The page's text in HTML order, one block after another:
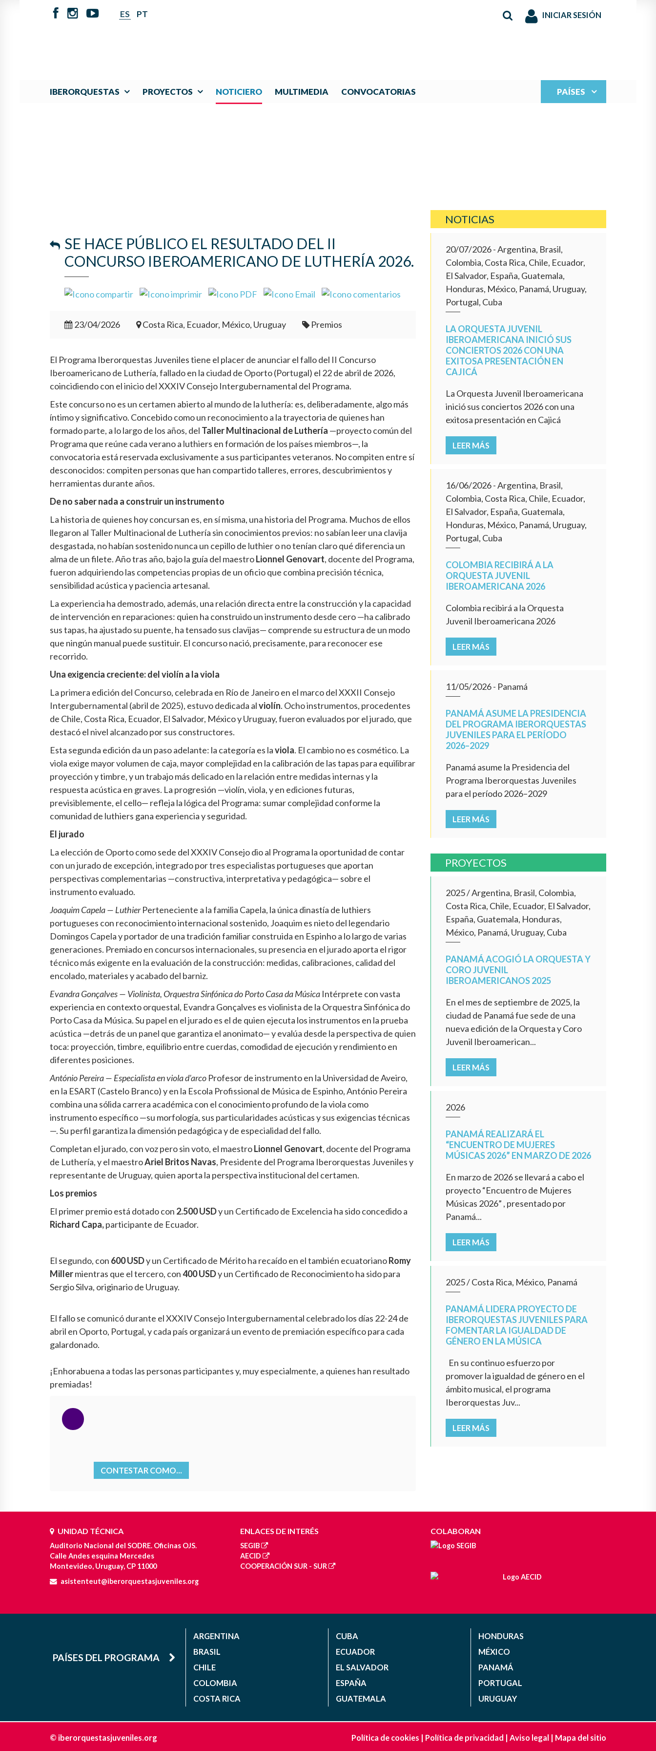
ES PT INICIAR SESIÓN
IBERORQUESTAS PROYECTOS NOTICIERO MULTIMEDIA CONVOCATORIAS PAÍSES
SE HACE PÚBLICO EL RESULTADO DEL II
CONCURSO IBEROAMERICANO DE LUTHERÍA 2026.
23/04/2026 Costa Rica, Ecuador, México, Uruguay Premios
El Programa Iberorquestas Juveniles tiene el placer de anunciar el fallo del II Concurso
Iberoamericano de Luthería, fallado en la ciudad de Oporto (Portugal) el 22 de abril de 2026,
coincidiendo con el inicio del XXXIV Consejo Intergubernamental del Programa.
Este concurso no es un certamen abierto al mundo de la luthería: es, deliberadamente, algo más
íntimo y significativo. Concebido como un reconocimiento a la trayectoria de quienes han
formado parte, a lo largo de los años, del Taller Multinacional de Luthería —proyecto común del
Programa que reúne cada verano a luthiers en formación de los países miembros—, la
convocatoria está reservada exclusivamente a sus participantes veteranos. No compiten entre sí
desconocidos: compiten personas que han compartido talleres, errores, descubrimientos y
herramientas durante años.
De no saber nada a construir un instrumento
La historia de quienes hoy concursan es, en sí misma, una historia del Programa. Muchos de ellos
llegaron al Taller Multinacional de Luthería sin conocimientos previos: no sabían leer una clavija
desgastada, no habían sostenido nunca un cepillo de luthier o no tenían claro qué diferencia un
alma de un filete. Año tras año, bajo la guía del maestroLionnel Genovart, docente del Programa,
fueron adquiriendo las competencias propias de un oficio que combina precisión técnica,
sensibilidad acústica y paciencia artesanal.
La experiencia ha demostrado, además, una relación directa entre la construcción y la capacidad
de intervención en reparaciones: quien ha construido un instrumento desde cero —ha calibrado
sus tapas, ha ajustado su puente, ha tensado sus clavijas— comprende su estructura de un modo
que ningún manual puede sustituir. El concurso nació, precisamente, para reconocer ese
recorrido.
Una exigencia creciente: del violín a la viola
La primera edición del Concurso, celebrada en Río de Janeiro en el marco del XXXII Consejo
Intergubernamental (abril de 2025), estuvo dedicada alviolín. Ocho instrumentos, procedentes
de Chile, Costa Rica, Ecuador, El Salvador, México y Uruguay, fueron evaluados por el jurado, que
destacó el nivel alcanzado por sus constructores.
Esta segunda edición da un paso adelante: la categoría es laviola. El cambio no es cosmético. La
viola exige mayor volumen de caja, mayor complejidad en la calibración de las tapas para equilibrar
proyección y timbre, y un trabajo más delicado en la relación entre medidas internas y la
respuesta acústica en graves. La progresión —violín, viola, y en ediciones futuras,
previsiblemente, el cello— refleja la lógica del Programa: sumar complejidad conforme la
comunidad de luthiers gana experiencia y seguridad.
El jurado
La elección de Oporto como sede del XXXIV Consejo dio al Programa la oportunidad de contar
con un jurado de excepción, integrado por tres especialistas portugueses que aportan
perspectivas complementarias —constructiva, interpretativa y pedagógica— sobre el
instrumento evaluado.
Joaquim Capela — LuthierPerteneciente a la familia Capela, la única dinastía de luthiers
portugueses con reconocimiento internacional sostenido, Joaquim es nieto del legendario
Domingos Capela y portador de una tradición familiar construida en Espinho a lo largo de varias
generaciones. Premiado en concursos internacionales, su presencia en el jurado aporta el rigor
técnico más exigente en la evaluación de la construcción: medidas, calibraciones, calidad del
encolado, materiales y acabado del barniz.
Evandra Gonçalves — Violinista, Orquestra Sinfónica do Porto Casa da Música Intérprete con vasta
experiencia en contexto orquestal, Evandra Gonçalves es violinista de la Orquestra Sinfónica do
Porto Casa da Música. Su papel en el jurado es el de quien ejecuta los instrumentos en la prueba
acústica —detrás de un panel que garantiza el anonimato— y evalúa desde la perspectiva de quien
toca: proyección, timbre, equilibrio entre cuerdas, comodidad de ejecución y rendimiento en
diferentes posiciones.
António Pereira — Especialista en viola d'arco Profesor de instrumento en la Universidad de Aveiro,
en la ESART (Castelo Branco) y en la Escola Profissional de Música de Espinho, António Pereira
combina una sólida carrera académica con el conocimiento profundo de la viola como
instrumento específico —su morfología, sus particularidades acústicas y sus exigencias técnicas
—. Su perfil garantiza la dimensión pedagógica y de especialidad del fallo.
Completan el jurado, con voz pero sin voto, el maestroLionnel Genovart, docente del Programa
de Luthería, y el maestroAriel Britos Navas, Presidente del Programa Iberorquestas Juveniles y
representante de Uruguay, quien aporta la perspectiva institucional del certamen.
Los premios
El primer premio está dotado con 2.500 USDy un Certificado de Excelencia ha sido concedido a
Richard Capa,participante de Ecuador.
El segundo, con 600 USDy un Certificado de Mérito ha recaído en el también ecuatorianoRomy
Millermientras que el tercero, con400 USDy un Certificado de Reconocimiento ha sido para
Sergio Silva, originario de Uruguay.
El fallo se comunicó durante el XXXIV Consejo Intergubernamental celebrado los días 22-24 de
abril en Oporto, Portugal, y cada país organizará un evento de premiación específico para cada
galardonado.
¡Enhorabuena a todas las personas participantes y, muy especialmente, a quienes han resultado
premiadas!
CONTESTAR COMO...
NOTICIAS
20/07/2026- Argentina, Brasil,
Colombia, Costa Rica, Chile, Ecuador,
El Salvador, España, Guatemala,
Honduras, México, Panamá, Uruguay,
Portugal, Cuba
LA ORQUESTA JUVENIL
IBEROAMERICANA INICIÓ SUS
CONCIERTOS 2026 CON UNA
EXITOSA PRESENTACIÓN EN
CAJICÁ
La Orquesta Juvenil Iberoamericana
inició sus conciertos 2026 con una
exitosa presentación en Cajicá
LEER MÁS
16/06/2026- Argentina, Brasil,
Colombia, Costa Rica, Chile, Ecuador,
El Salvador, España, Guatemala,
Honduras, México, Panamá, Uruguay,
Portugal, Cuba
COLOMBIA RECIBIRÁ A LA
ORQUESTA JUVENIL
IBEROAMERICANA 2026
Colombia recibirá a la Orquesta
Juvenil Iberoamericana 2026
LEER MÁS
11/05/2026- Panamá
PANAMÁ ASUME LA PRESIDENCIA
DEL PROGRAMA IBERORQUESTAS
JUVENILES PARA EL PERÍODO
2026–2029
Panamá asume la Presidencia del
Programa Iberorquestas Juveniles
para el período 2026–2029
LEER MÁS
PROYECTOS
2025/Argentina, Brasil, Colombia,
Costa Rica, Chile, Ecuador, El Salvador,
España, Guatemala, Honduras,
México, Panamá, Uruguay, Cuba
PANAMÁ ACOGIÓ LA ORQUESTA Y
CORO JUVENIL
IBEROAMERICANOS 2025
En el mes de septiembre de 2025, la
ciudad de Panamá fue sede de una
nueva edición de la Orquesta y Coro
Juvenil Iberoamerican...
LEER MÁS
2026
PANAMÁ REALIZARÁ EL
“ENCUENTRO DE MUJERES
MÚSICAS 2026” EN MARZO DE 2026
En marzo de 2026 se llevará a cabo el
proyecto “Encuentro de Mujeres
Músicas 2026” , presentado por
Panamá...
LEER MÁS
2025/Costa Rica, México, Panamá
PANAMÁ LIDERA PROYECTO DE
IBERORQUESTAS JUVENILES PARA
FOMENTAR LA IGUALDAD DE
GÉNERO EN LA MÚSICA
En su continuo esfuerzo por
promover la igualdad de género en el
ámbito musical, el programa
Iberorquestas Juv...
LEER MÁS
UNIDAD TÉCNICA
Auditorio Nacional del SODRE. Oficinas OJS.
Calle Andes esquina Mercedes
Montevideo, Uruguay, CP 11000
asistenteut@iberorquestasjuveniles.org
ENLACES DE INTERÉS
SEGIB
AECID
COOPERACIÓN SUR - SUR
COLABORAN
PAÍSES DEL PROGRAMA
ARGENTINA
BRASIL
CHILE
COLOMBIA
COSTA RICA
CUBA
ECUADOR
EL SALVADOR
ESPAÑA
GUATEMALA
HONDURAS
MÉXICO
PANAMÁ
PORTUGAL
URUGUAY
© iberorquestasjuveniles.org Política de cookies | Política de privacidad | Aviso legal | Mapa del sitio